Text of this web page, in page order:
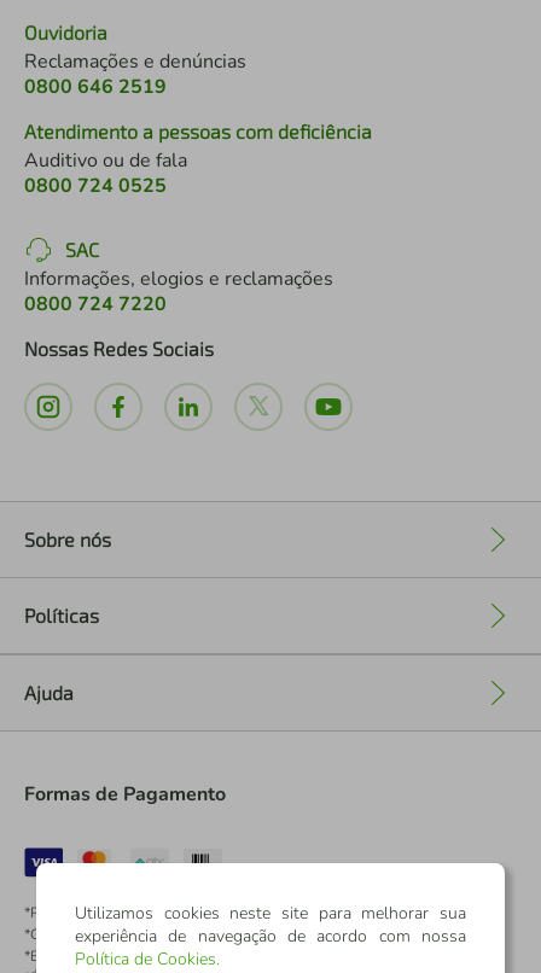
Ouvidoria
Reclamações e denúncias
0800 646 2519
Atendimento a pessoas com deficiência
Auditivo ou de fala
0800 724 0525
SAC
Informações, elogios e reclamações
0800 724 7220
Nossas Redes Sociais
Sobre nós
Políticas
Ajuda
Formas de Pagamento
*Pontos dos Cartões Sicredi
*Cartões Sicredi
*Boleto exclusivo para associados PJ
Utilizamos cookies neste site para melhorar sua
experiência de navegação de acordo com nossa
Política de Cookies.